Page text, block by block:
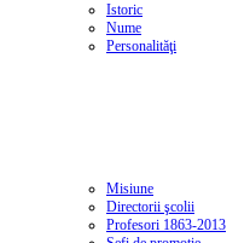
Istoric
Nume
Personalităţi
Misiune
Directorii şcolii
Profesori 1863-2013